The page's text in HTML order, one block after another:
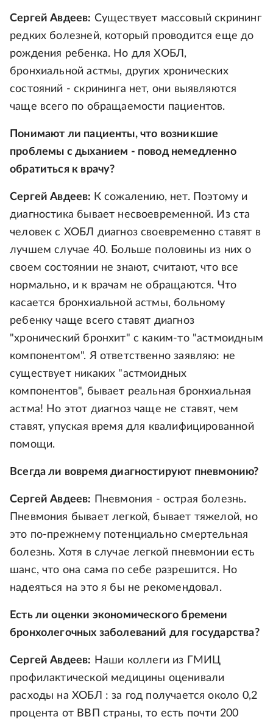
Сергей Авдеев: Существует массовый скрининг
редких болезней, который проводится еще до
рождения ребенка. Но для ХОБЛ,
бронхиальной астмы, других хронических
состояний - скрининга нет, они выявляются
чаще всего по обращаемости пациентов.
Понимают ли пациенты, что возникшие
проблемы с дыханием - повод немедленно
обратиться к врачу?
Сергей Авдеев: К сожалению, нет. Поэтому и
диагностика бывает несвоевременной. Из ста
человек с ХОБЛ диагноз своевременно ставят в
лучшем случае 40. Больше половины из них о
своем состоянии не знают, считают, что все
нормально, и к врачам не обращаются. Что
касается бронхиальной астмы, больному
ребенку чаще всего ставят диагноз
"хронический бронхит" с каким-то "астмоидным
компонентом". Я ответственно заявляю: не
существует никаких "астмоидных
компонентов", бывает реальная бронхиальная
астма! Но этот диагноз чаще не ставят, чем
ставят, упуская время для квалифицированной
помощи.
Всегда ли вовремя диагностируют пневмонию?
Сергей Авдеев: Пневмония - острая болезнь.
Пневмония бывает легкой, бывает тяжелой, но
это по-прежнему потенциально смертельная
болезнь. Хотя в случае легкой пневмонии есть
шанс, что она сама по себе разрешится. Но
надеяться на это я бы не рекомендовал.
Есть ли оценки экономического бремени
бронхолегочных заболеваний для государства?
Сергей Авдеев: Наши коллеги из ГМИЦ
профилактической медицины оценивали
расходы на ХОБЛ : за год получается около 0,2
процента от ВВП страны, то есть почти 200